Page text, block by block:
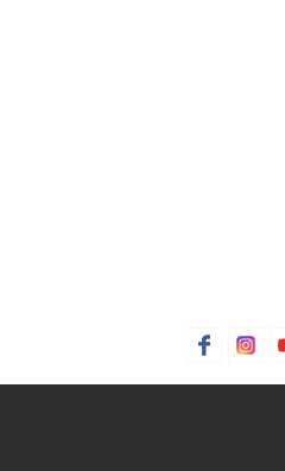
Thích hợp dùng trong các